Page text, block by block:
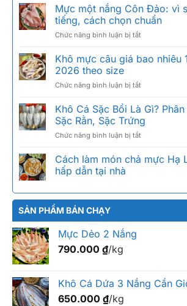
nướng
mực
khô
ngon:
hoa,
chiên
dầu
Mực một nắng Côn Đảo: vì
tiếng, cách chọn chuẩn
Chức năng bình luận bị tắtở
một
nắng
Đảo:
sao
ngon
nức
tiếng,
chọn
Khô mực câu giá bao nhiêu
2026 theo size
Chức năng bình luận bị tắtở
mực
câu
giá
bao
1kg?
theo
Khô Cá Sặc Bổi Là Gì?
Sặc Rằn, Sặc Trứng
Chức năng bình luận bị tắtở
Cá
Trứng
Cách làm món chả mực Hạ
hấp dẫn tại nhà
SẢN PHẨM BÁN CHẠY
Mực Dẻo 2 Nắng
790.000 ₫/kg
Khô Cá Dứa 3 Nắng Cần
650.000 ₫/kg